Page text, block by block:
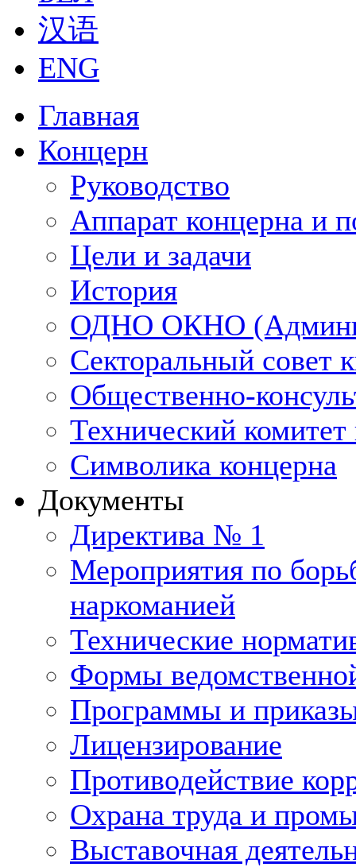
汉语
ENG
Главная
Концерн
Руководство
Аппарат концерна и
Цели и задачи
История
ОДНО ОКНО
Секторальный совет
Общественно-
Технический
Символика концерна
Документы
Директива № 1
Мероприятия по
наркоманией
Технические
Формы
Программы и
Лицензирование
Противодействие
Охрана труда и
Выставочная